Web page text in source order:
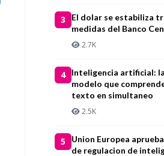
3
El dolar se estabiliza
medidas del Banco
2.7K
4
Inteligencia artificial:
modelo que
texto en simultaneo
2.5K
5
Union Europea
de regulacion de